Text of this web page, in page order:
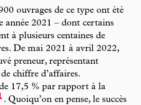
ouvrages de ce type ont été
année 2021 – dont certains
à plusieurs centaines de
De mai 2021 à avril 2022,
preneur, représentant
chiffre d’affaires.
17,5 % par rapport à la
. Quoiqu’on en pense, le succès